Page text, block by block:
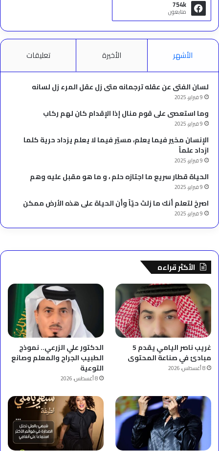
754k
متابعون
الأشهر الأخيرة تعليقات
لسان الفتى عن عقله ترجمانه متى زل عقل المرء زل لسانه
9 فبراير، 2025
وما استعصى على قوم منال إذا الإقدام كان لهم ركاب
9 فبراير، 2025
الإنسان مخير فيما يعلم، مسيّر فيما لا يعلم يزداد حرية كلما
ازداد علماً
9 فبراير، 2025
الحياة قطار سريع ما اجتازه حلم ، و ما هو مقبل عليه وهم
9 فبراير، 2025
‫اصرخ لتعلم أنك ما زلتَ حيّاً وأن الحياة على هذه الأرض ممكن
9 فبراير، 2025
الأكثر قراءه
غريب ناصر اليامي يقدم 5
مبادئ في صناعة المحتوى
8 أغسطس، 2026
الدكتور علي الزرعي.. نموذج
الطبيب الجراح والمعلم وصانع
التوعية
8 أغسطس، 2026